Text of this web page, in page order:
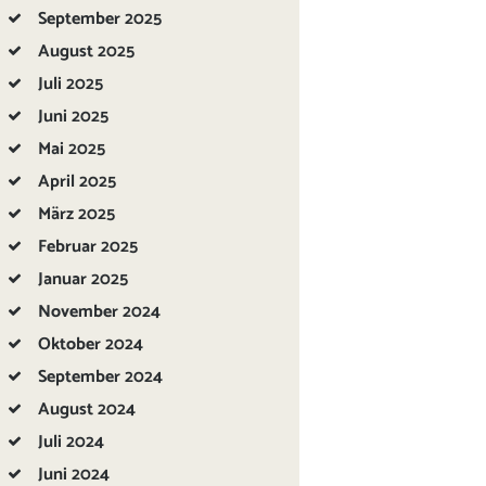
September2025
August2025
Juli2025
Juni2025
Mai2025
April2025
März2025
Februar2025
Januar2025
November2024
Oktober2024
September2024
August2024
Juli2024
Juni2024